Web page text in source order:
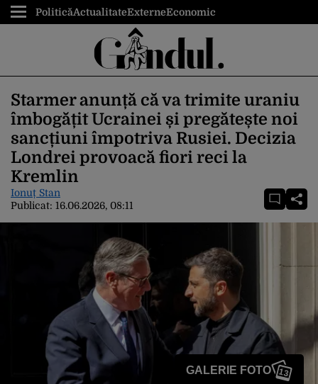
PoliticăActualitateExterneEconomic
Starmer anunță că va trimite uraniu
îmbogățit Ucrainei și pregătește noi
sancțiuni împotriva Rusiei. Decizia
Londrei provoacă fiori reci la
Kremlin
Ionuț Stan
Publicat: 16.06.2026, 08:11
GALERIE FOTO 13